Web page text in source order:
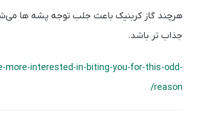
هرچند گاز کربنیک باعث جلب توجه پشه ها
جذاب تر باشد.
interested-in-biting-you-for-this-odd-
reason/